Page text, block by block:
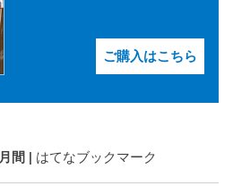
ご購入はこちら
月間 はてなブックマーク